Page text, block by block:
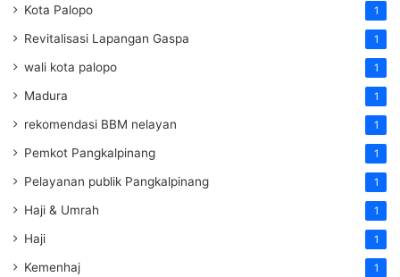
Kota Palopo 1
Revitalisasi Lapangan Gaspa 1
wali kota palopo 1
Madura 1
rekomendasi BBM nelayan 1
Pemkot Pangkalpinang 1
Pelayanan publik Pangkalpinang 1
Haji & Umrah 1
Haji 1
Kemenhaj 1